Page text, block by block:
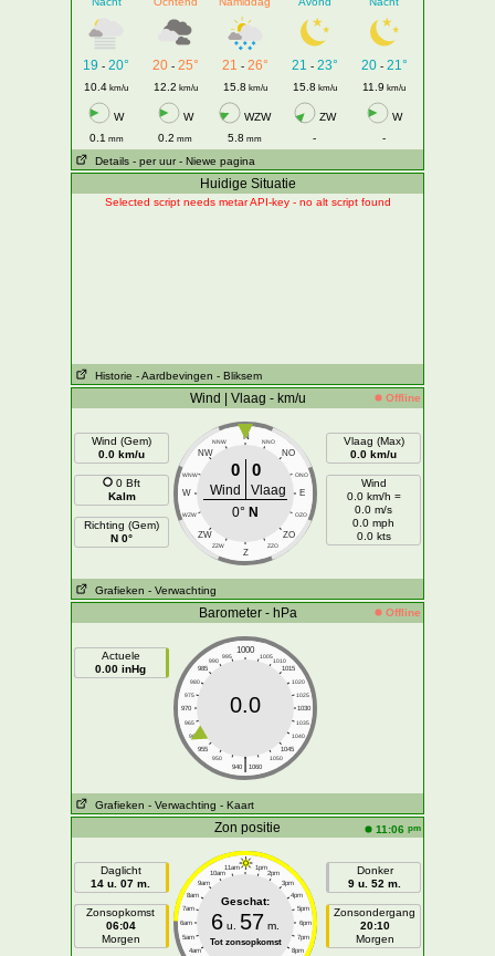
19 - 20° 20- 25° 21 - 26° 21 - 23° 20- 21°
10.4 km/u 12.2 km/u 15.8 km/u 15.8 km/u 11.9 km/u
W W WZW ZW
W
0.1 mm 0.2 mm 5.8 mm -
-
Details - per uur - Niewe pagina
Huidige Situatie
Selected script needs metar API-key - no alt script found
Historie - Aardbevingen - Bliksem
Wind | Vlaag - km/u Offline
Wind (Gem)
0.0 km/u
0 Bft
Kalm
Richting (Gem)
N 0°
N
NNW NNO
NW NO
WNW ONO
W E
WZW OZO
ZW ZO
ZZW ZZO
Z
0 0
Wind
Vlaag
0° N
Vlaag (Max)
0.0 km/u
Wind
0.0 km/h =
0.0 m/s
0.0 mph
0.0 kts
Grafieken - Verwachting
Barometer - hPa Offline
Actuele
0.00 inHg
1000
995 1005
990
1010
985
1015
980
1020
975
1025
970
1030
965
1035
960
1040
955
1045
950
1050
|
940 1060
0.0
Grafieken - Verwachting - Kaart
Zon positie 11:06 pm
Daglicht
14 u. 07 m.
Zonsopkomst
06:04
Morgen
11am 1pm
10am 2pm
9am 3pm
8am 4pm
7am 5pm
6am 6pm
5am 7pm
4am 8pm
Geschat:
6 u. 57 m.
Tot zonsopkomst
Donker
9 u. 52 m.
Zonsondergang
20:10
Morgen